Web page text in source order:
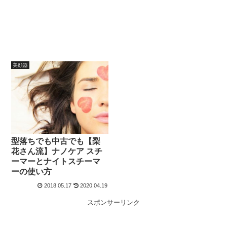
美顔器
型落ちでも中古でも【梨
花さん流】ナノケア スチ
ーマーとナイトスチーマ
ーの使い方
2018.05.17 2020.04.19
スポンサーリンク